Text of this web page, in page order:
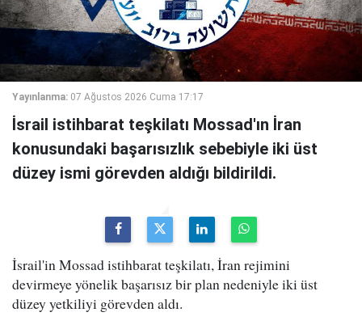
Yayınlanma: 07 Ağustos 2026 Cuma 17:17
İsrail istihbarat teşkilatı Mossad'ın İran
konusundaki başarısızlık sebebiyle iki üst
düzey ismi görevden aldığı bildirildi.
İsrail'in Mossad istihbarat teşkilatı, İran rejimini
devirmeye yönelik başarısız bir plan nedeniyle iki üst
düzey yetkiliyi görevden aldı.